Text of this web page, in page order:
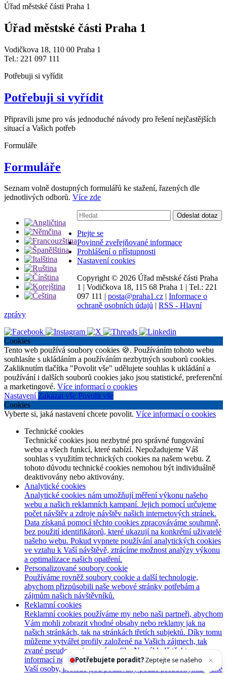
Úřad městské části Praha 1
Úřad městské části Praha 1
Vodičkova 18, 110 00 Praha 1
Tel.: 221 097 111
Potřebuji si vyřídit
Potřebuji si vyřídit
Připravili jsme pro vás jednoduché návody pro řešení nejčastějších
situací a Vašich potřeb
Formuláře
Formuláře
Seznam volně dostupných formulářů ke stažení, řazených dle
jednotlivých odborů. Více zde
Vyhledávání:
Odeslat dotaz
Ptejte se
Povinně zveřejňované informace
Prohlášení o přístupnosti
Nastavení cookies
Copyright © 2026 Úřad městské části Praha
1 | Vodičkova 18, 115 68 Praha 1 | Tel.: 221
097 111 | posta@praha1.cz | Informace o
ochraně osobních údajů | RSS - Hlavní
zprávy
Cookies
Tento web používá soubory cookies 🍪. Používáním tohoto webu
souhlasíte s ukládáním a používáním nezbytných souborů cookies.
Zakliknutím tlačítka "Povolit vše" udělujete souhlas k ukládání a
používání i dalších souborů cookies jako jsou statistické, preferenční
a marketingové. Více informací o cookies
Nastavení Zakázat vše Povolit vše
Cookies
Vyberte si, jaká nastavení chcete povolit. Více informací o cookies
Technické cookies
Technické cookies jsou nezbytné pro správné fungování
webu a všech funkcí, které nabízí. Nepožadujeme Váš
souhlas s využitím technických cookies na našem webu. Z
tohoto důvodu technické cookies nemohou být individuálně
deaktivovány nebo aktivovány.
Analytické cookies
Analytické cookies nám umožňují měření výkonu našeho
webu a našich reklamních kampaní. Jejich pomocí určujeme
počet návštěv a zdroje návštěv našich internetových stránek.
Data získaná pomocí těchto cookies zpracováváme souhrnně,
bez použití identifikátorů, které ukazují na konkrétní uživatelé
našeho webu. Pokud vypnete používání analytických cookies
ve vztahu k Vaší návštěvě, ztrácíme možnost analýzy výkonu
a optimalizace našich opatření.
Personalizované soubory cookie
Používáme rovněž soubory cookie a další technologie,
abychom přizpůsobili naše webové stránky potřebám a
zájmům našich návštěvníků.
Reklamní cookies
Reklamní cookies používáme my nebo naši partneři, abychom
Vám mohli zobrazit vhodné obsahy nebo reklamy jak na
našich stránkách, tak na stránkách třetích subjektů. Díky tomu
můžeme vytvářet profily založené na Vašich zájmech, tak
zvané pseudonymizované profily. Na základě těchto
informací není zpravidla možná bezprostřední identifikace
Vaší osoby, protože jsou používány pouze pseudonymizované
Potřebujete poradit?
Zeptejte se našeho asistenta
Chettyh